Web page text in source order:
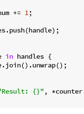
+=
1;
in handles {
{}" ,